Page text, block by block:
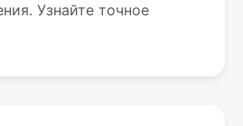
Узнайте точное